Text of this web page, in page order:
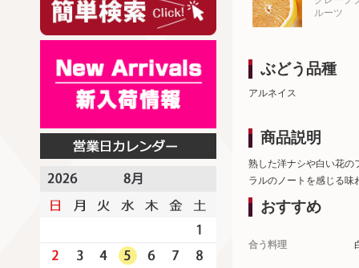
ルーツ
ぶどう品種
アルネイス
商品説明
熟した洋ナシや白い花の
ラルのノートを感じる味
おすすめ
合う料理